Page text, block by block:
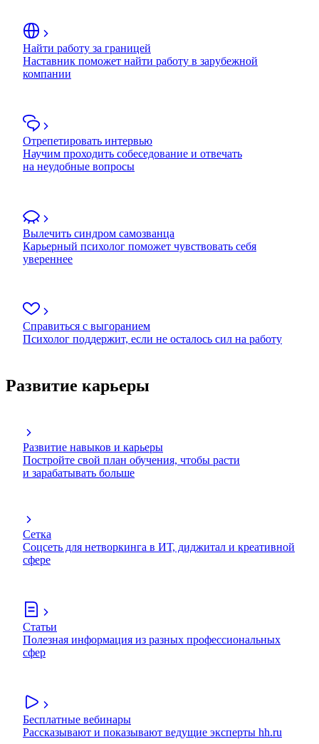
Найти работу за границей
Наставник поможет найти работу в зарубежной
компании
Отрепетировать интервью
Научим проходить собеседование и отвечать
на неудобные вопросы
Вылечить синдром самозванца
Карьерный психолог поможет чувствовать себя
увереннее
Справиться с выгоранием
Психолог поддержит, если не осталось сил на работу
Развитие карьеры
Развитие навыков и карьеры
Постройте свой план обучения, чтобы расти
и зарабатывать больше
Сетка
Соцсеть для нетворкинга в ИТ, диджитал и креативной
сфере
Статьи
Полезная информация из разных профессиональных
сфер
Бесплатные вебинары
Рассказывают и показывают ведущие эксперты hh.ru